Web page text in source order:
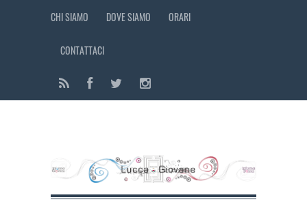
CHI SIAMO DOVE SIAMO ORARI
CONTATTACI